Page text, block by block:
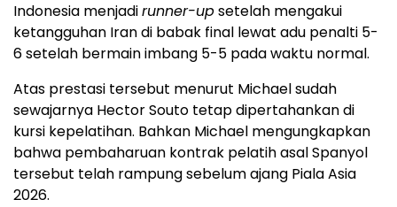
Indonesia menjadirunner-upsetelah mengakui
ketangguhan Iran di babak final lewat adu penalti 5-
6 setelah bermain imbang 5-5 pada waktu normal.
Atas prestasi tersebut menurut Michael sudah
sewajarnya Hector Souto tetap dipertahankan di
kursi kepelatihan. Bahkan Michael mengungkapkan
bahwa pembaharuan kontrak pelatih asal Spanyol
tersebut telah rampung sebelum ajang Piala Asia
2026.